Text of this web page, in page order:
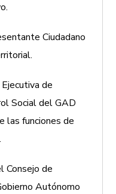
Ciudadano
de
Social del GAD
las funciones de
Consejo de
Autónomo